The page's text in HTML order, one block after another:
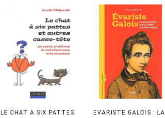
LE CHAT A SIX PATTES
EVARISTE GALOIS : LA